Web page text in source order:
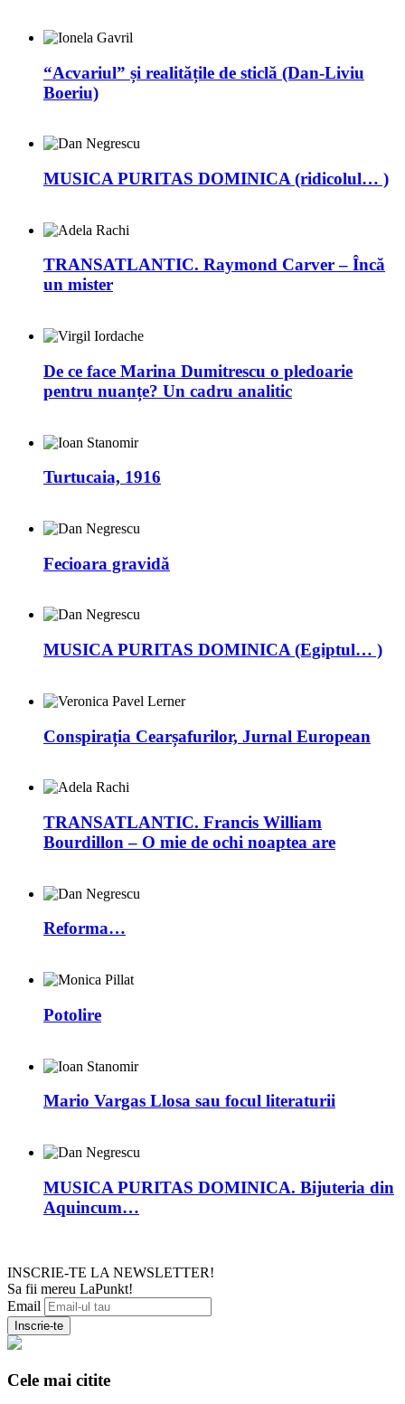
“Acvariul” și realitățile de sticlă (Dan-Liviu
Boeriu)
MUSICA PURITAS DOMINICA (ridicolul… )
TRANSATLANTIC. Raymond Carver – Încă
un mister
De ce face Marina Dumitrescu o pledoarie
pentru nuanțe? Un cadru analitic
Turtucaia, 1916
Fecioara gravidă
MUSICA PURITAS DOMINICA (Egiptul… )
Conspirația Cearșafurilor, Jurnal European
TRANSATLANTIC. Francis William
Bourdillon – O mie de ochi noaptea are
Reforma…
Potolire
Mario Vargas Llosa sau focul literaturii
MUSICA PURITAS DOMINICA. Bijuteria din
Aquincum…
INSCRIE-TE LA NEWSLETTER!
Sa fii mereu LaPunkt!
Email
Cele mai citite